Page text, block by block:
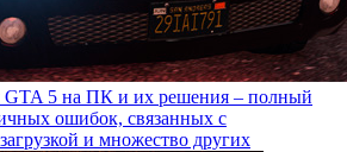
GTA 5 на ПК и их решения – полный
ошибок, связанных с
и множество других